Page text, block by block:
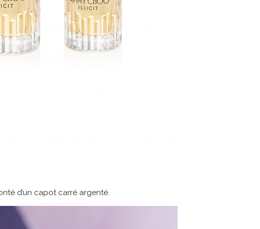
d’un capot carré argenté.